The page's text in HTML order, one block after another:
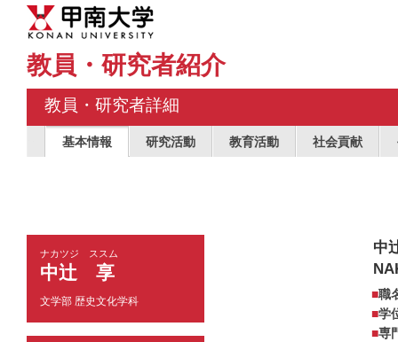
教員・研究者紹介
教員・研究者詳細
基本情報 研究活動 教育活動 社会貢献
ナカツジ ススム
中辻 享
文学部 歴史文化学科
中
職
学
専